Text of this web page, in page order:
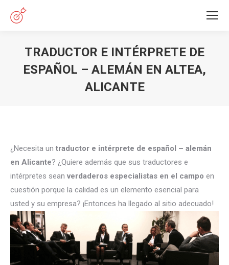
TRADUCTOR E INTÉRPRETE DE
ESPAÑOL – ALEMÁN EN ALTEA,
ALICANTE
¿Necesita un traductor e intérprete de español – alemán
en Alicante? ¿Quiere además que sus traductores e
intérpretes sean verdaderos especialistas en el campo en
cuestión porque la calidad es un elemento esencial para
usted y su empresa? ¡Entonces ha llegado al sitio adecuado!